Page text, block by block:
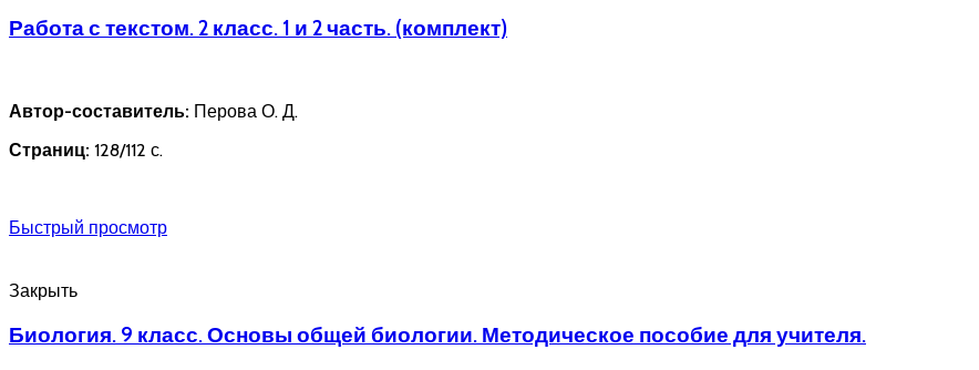
Работа с текстом. 2 класс. 1 и 2 часть. (комплект)
Автор-составитель: Перова О. Д.
Страниц: 128/112 с.
Быстрый просмотр
Закрыть
Биология. 9 класс. Основы общей биологии. Методическое пособие для учителя.